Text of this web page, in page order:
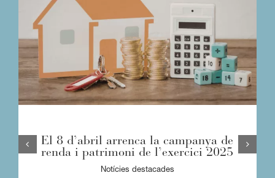
El 8 d’abril arrenca la campanya de
renda i patrimoni de l’exercici 2025
Notícies destacades